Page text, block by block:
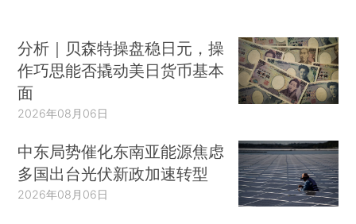
分析｜贝森特操盘稳日元，操
作巧思能否撬动美日货币基本
面
2026年08月06日
中东局势催化东南亚能源焦虑
多国出台光伏新政加速转型
2026年08月06日